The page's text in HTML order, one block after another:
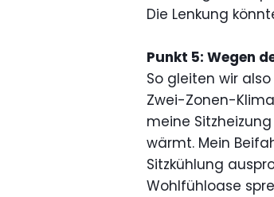
Die Lenkung
Punkt 5: Wegen
So gleiten wir
Zwei-Zonen-
meine
wärmt. Mein
Sitzkühlung
Wohlfühloase